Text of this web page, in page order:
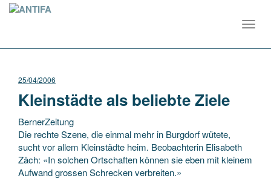
25/04/2006
Kleinstädte als beliebte Ziele
BernerZeitung
Die rechte Szene, die einmal mehr in Burgdorf wütete,
sucht vor allem Kleinstädte heim. Beobachterin Elisabeth
Zäch: «In solchen Ortschaften können sie eben mit kleinem
Aufwand grossen Schrecken verbreiten.»